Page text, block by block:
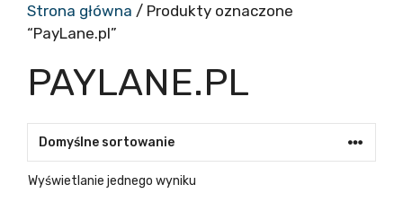
Strona główna / Produkty oznaczone
“PayLane.pl”
PAYLANE.PL
Wyświetlanie jednego wyniku